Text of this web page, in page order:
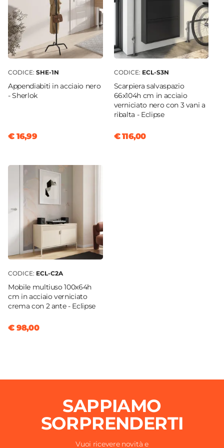
CODICE: SHE-1N
Appendiabiti in acciaio nero
- Sherlok
€ 16,99
CODICE: ECL-S3N
Scarpiera salvaspazio
66x104h cm in acciaio
verniciato nero con 3 vani a
ribalta - Eclipse
€ 116,00
CODICE: ECL-C2A
Mobile multiuso 100x64h
cm in acciaio verniciato
crema con 2 ante - Eclipse
€ 98,00
SAPPIAMO
SORPRENDERTI
Vuoi ricevere novità e